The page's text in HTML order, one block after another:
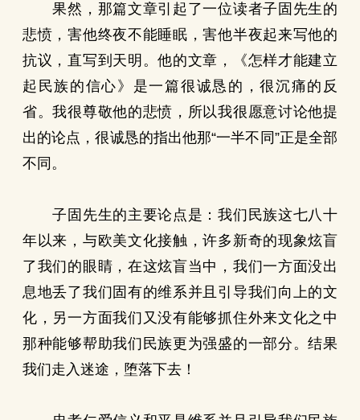
果然，那篇文章引起了一位读者子固先生的
悲愤，害他终夜不能睡眠，害他半夜起来写他的
抗议，直写到天明。他的文章，《怎样才能建立
起民族的信心》是一篇很诚恳的，很沉痛的反
省。我很尊敬他的悲愤，所以我很愿意讨论他提
出的论点，很诚恳的指出他那“一半不同”正是全部
不同。
子固先生的主要论点是：我们民族这七八十
年以来，与欧美文化接触，许多新奇的现象炫盲
了我们的眼睛，在这炫盲当中，我们一方面没出
息地丢了我们固有的维系并且引导我们向上的文
化，另一方面我们又没有能够抓住外来文化之中
那种能够帮助我们民族更为强盛的一部分。结果
我们走入迷途，堕落下去！